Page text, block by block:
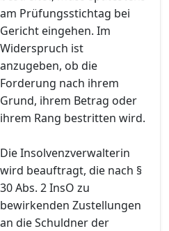
am Prüfungsstichtag bei
Gericht eingehen. Im
Widerspruch ist
anzugeben, ob die
Forderung nach ihrem
Grund, ihrem Betrag oder
ihrem Rang bestritten wird.
Die Insolvenzverwalterin
wird beauftragt, die nach §
30 Abs. 2 InsO zu
bewirkenden Zustellungen
an die Schuldner der